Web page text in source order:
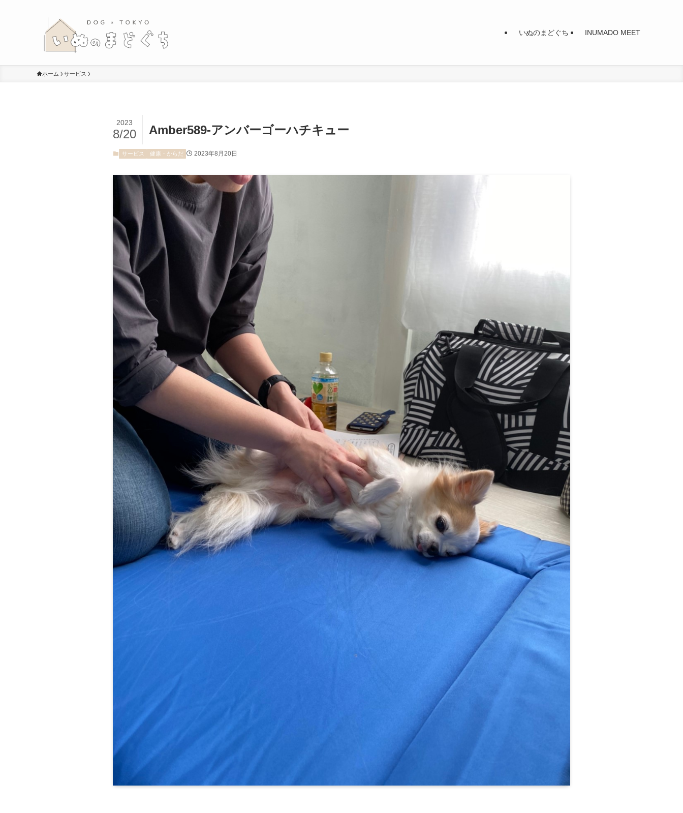
いぬのまどぐち INUMADO MEET
ホーム サービス
Amber589-アンバーゴーハチキュー
2023
8/20
サービス 健康・からだ 2023年8月20日